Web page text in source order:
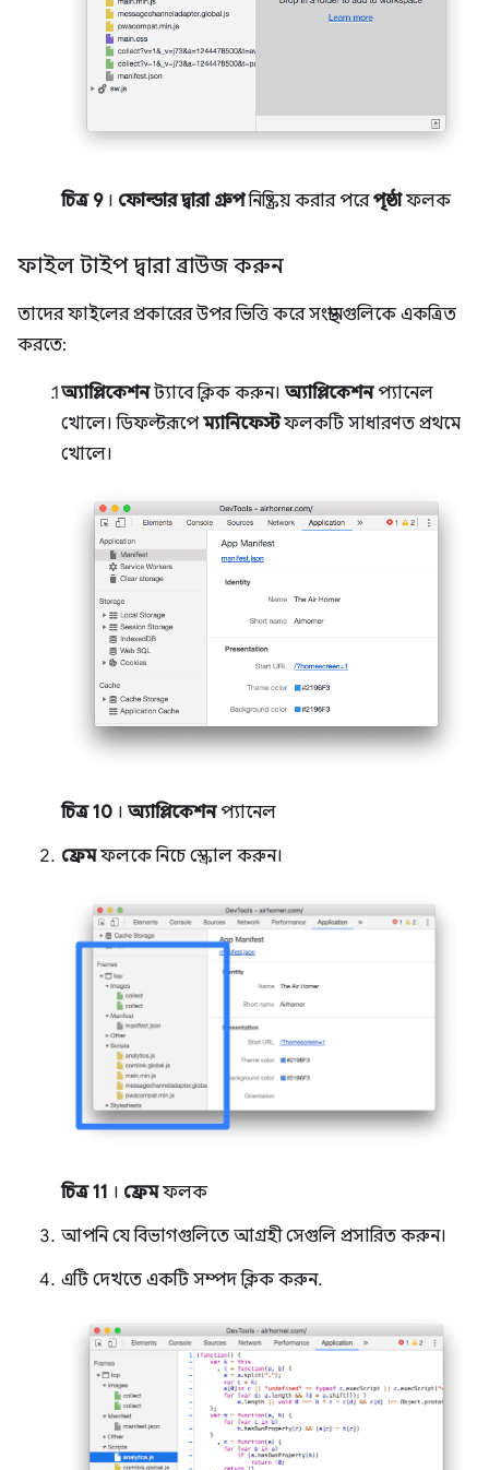
চিত্র 9। ফোল্ডার দ্বারা গ্রুপনিষ্ক্রিয় করার পরেপৃষ্ঠাফলক
ফাইল টাইপ দ্বারা ব্রাউজ করুন
তাদের ফাইলের প্রকারের উপর ভিত্তি করে সংস্থানগুলিকে একত্রিত
করতে:
অ্যাপ্লিকেশনট্যাবে ক্লিক করুন। অ্যাপ্লিকেশনপ্যানেল
খোলে। ডিফল্টরূপেম্যানিফেস্টফলকটি সাধারণত প্রথমে
খোলে।
চিত্র 10 । অ্যাপ্লিকেশনপ্যানেল
ফ্রেমফলকে নিচে স্ক্রোল করুন।
চিত্র 11 । ফ্রেমফলক
আপনি যে বিভাগগুলিতে আগ্রহী সেগুলি প্রসারিত করুন।
এটি দেখতে একটি সম্পদ ক্লিক করুন.